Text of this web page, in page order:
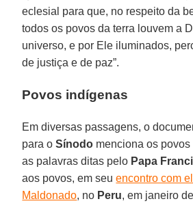
eclesial para que, no respeito da
todos os povos da terra louvem a
universo, e por Ele iluminados,
de justiça e de paz”.
Povos indígenas
Em diversas passagens, o
para oSínodo menciona os
as palavras ditas pelo Papa
aos povos, em seuencontro com
Maldonado, no Peru, em janeiro